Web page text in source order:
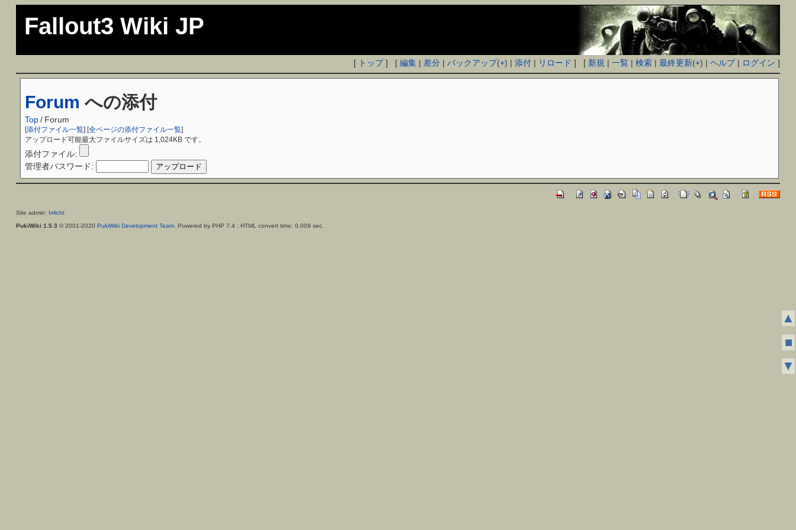
Fallout3 Wiki JP
[ トップ] [編集 | 差分 |バックアップ(+) |添付 | リロード ] [ 新規 |一覧 |検索 |最終更新(+) |ヘルプ| ログイン ]
Forum への添付
Top/ Forum
[添付ファイル一覧] [全ページの添付ファイル一覧]
アップロード可能最大ファイルサイズは 1,024KB です。
添付ファイル:
管理者パスワード:
Site admin: Irrlicht
PukiWiki 1.5.3 © 2001-2020 PukiWiki Development Team. Powered by PHP 7.4 : HTML convert time: 0.009 sec.
▲
■
▼